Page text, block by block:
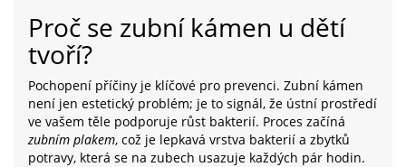
Proč se zubní kámen u dětí
tvoří?
Pochopení příčiny je klíčové pro prevenci. Zubní kámen
není jen estetický problém; je to signál, že ústní prostředí
ve vašem těle podporuje růst bakterií. Proces začíná
zubním plakem, což je lepkavá vrstva bakterií a zbytků
potravy, která se na zubech usazuje každých pár hodin.